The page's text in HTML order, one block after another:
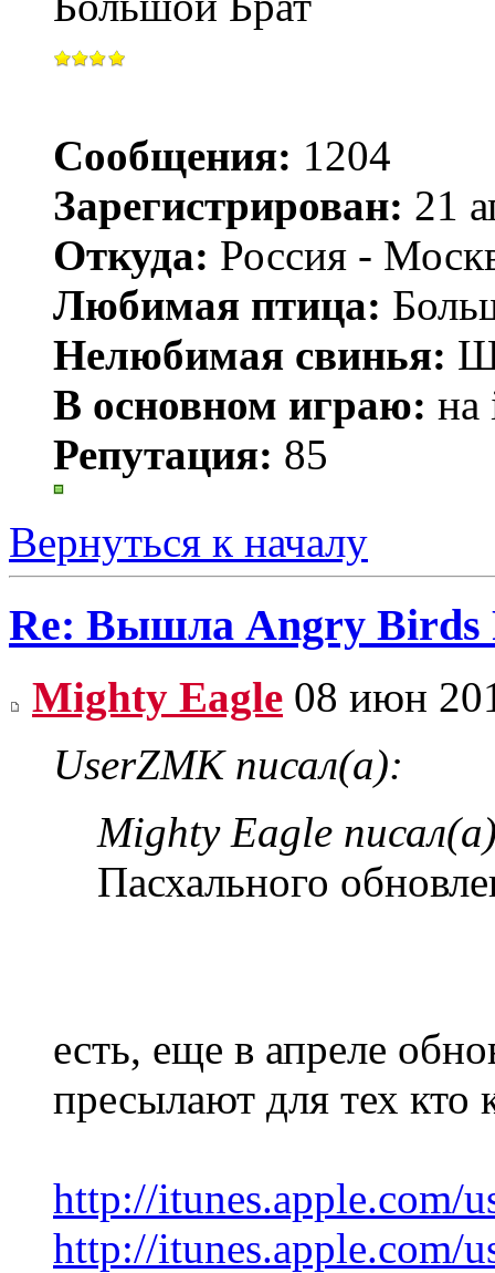
Сообщения: 1204
Зарегистрирован: 21
Откуда: Россия -
Любимая птица:
Нелюбимая свинья:
В основном играю: на
Репутация: 85
Вернуться к началу
Re: Вышла Angry Birds
Mighty Eagle 08 июн
UserZMK писал(а):
Mighty Eagle
Пасхального
есть, еще в апреле
пресылают для тех кто
http://itunes.apple.com/
http://itunes.apple.com/